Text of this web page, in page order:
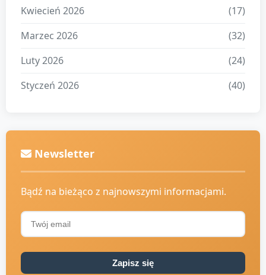
Kwiecień 2026
(17)
Marzec 2026
(32)
Luty 2026
(24)
Styczeń 2026
(40)
Newsletter
Bądź na bieżąco z najnowszymi informacjami.
Zapisz się